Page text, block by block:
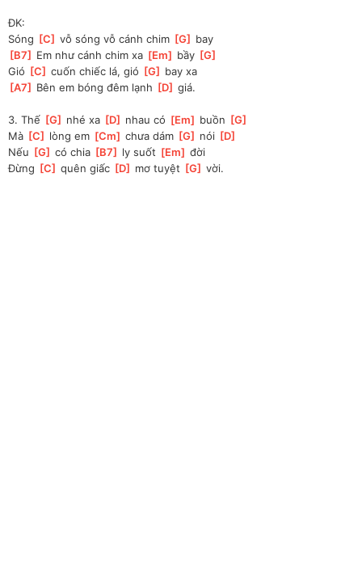
ĐK:
Sóng [C ] vỗ sóng vỗ cánh chim [G
bay
[B7 Em như cánh chim xa [Em bầy [G
Gió [C ] cuốn chiếc lá, gió [G
bay xa
[A7 Bên em bóng đêm lạnh [D ] giá.
3. Thế [G nhé xa [D nhau có [Em buồn [G
Mà [C lòng em [Cm ] chưa dám [G nói [D
Nếu [G ] có chia [B7 ly suốt [Em ] đời
Đừng [C ] quên giấc [D mơ tuyệt [G ] vời.